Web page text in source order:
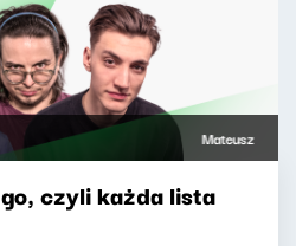
Mateusz
czyli każda lista